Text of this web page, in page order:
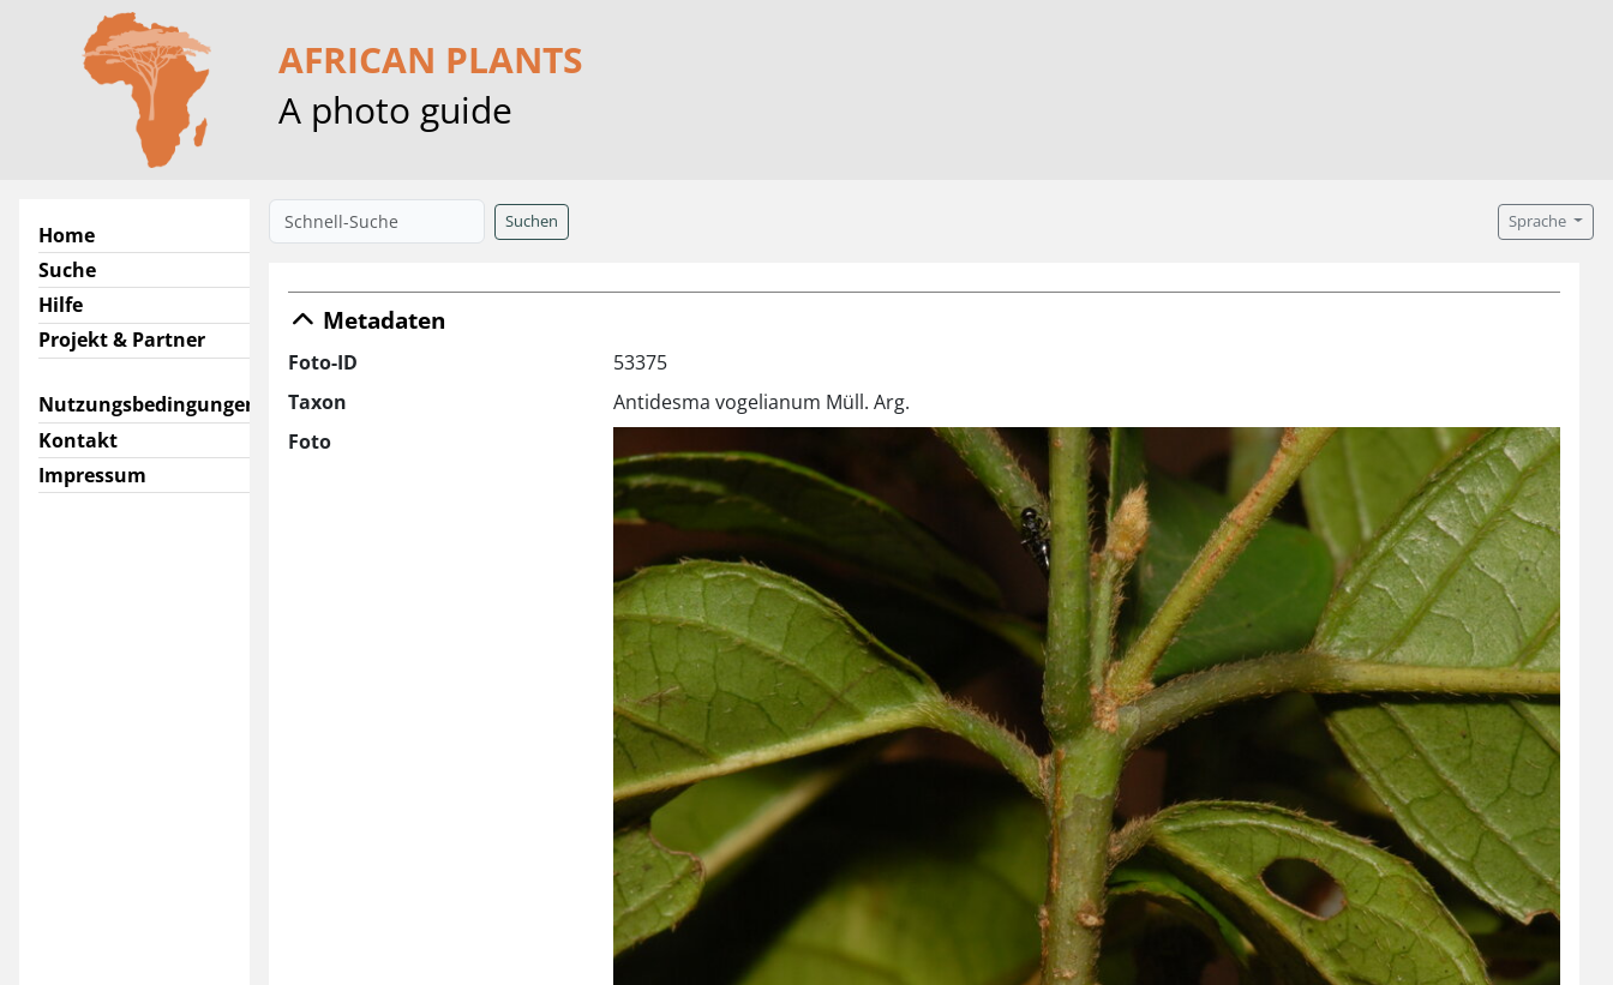
AFRICAN PLANTS
A photo guide
Home
Suche
Hilfe
Projekt & Partner
Nutzungsbedingungen
Kontakt
Impressum
Suchen Sprache
Metadaten
Foto-ID
53375
Taxon
Antidesma vogelianum Müll. Arg.
Foto